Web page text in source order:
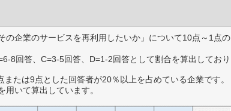
の企業のサービスを再利用したいか」について10点～1点
8回答、C=3-5回答、D=1-2回答として割合を算出しており
たは9点とした回答者が20％以上を占めている企業です。
いて算出しています。